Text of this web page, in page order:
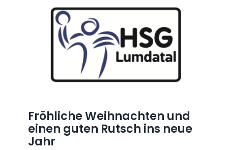
Fröhliche Weihnachten und
einen guten Rutsch ins neue
Jahr